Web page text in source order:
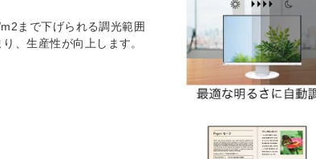
まで下げられる調光範囲
、生産性が向上します。